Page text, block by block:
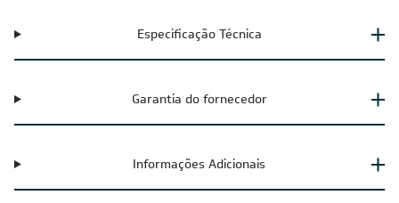
Especificação Técnica
Garantia do fornecedor
Informações Adicionais